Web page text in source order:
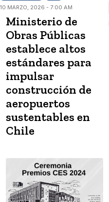
10 MARZO, 2026 - 7:00 AM
Ministerio de
Obras Públicas
establece altos
estándares para
impulsar
construcción de
aeropuertos
sustentables en
Chile